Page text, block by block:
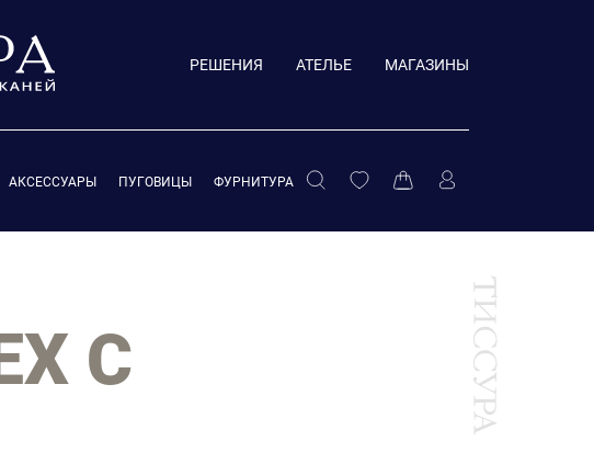
РЕШЕНИЯ АТЕЛЬЕ МАГАЗИНЫ
АКСЕССУАРЫ ПУГОВИЦЫ ФУРНИТУРА
С